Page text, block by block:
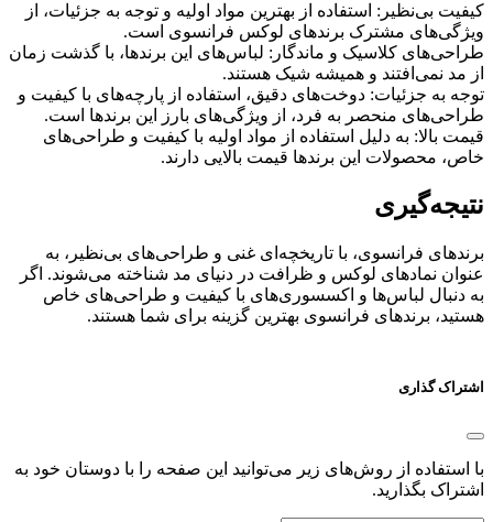
کیفیت بی‌نظیر: استفاده از بهترین مواد اولیه و توجه به جزئیات، از
ویژگی‌های مشترک برندهای لوکس فرانسوی است.
طراحی‌های کلاسیک و ماندگار: لباس‌های این برندها، با گذشت زمان
از مد نمی‌افتند و همیشه شیک هستند.
توجه به جزئیات: دوخت‌های دقیق، استفاده از پارچه‌های با کیفیت و
طراحی‌های منحصر به فرد، از ویژگی‌های بارز این برندها است.
قیمت بالا: به دلیل استفاده از مواد اولیه با کیفیت و طراحی‌های
خاص، محصولات این برندها قیمت بالایی دارند.
نتیجه‌گیری
برندهای فرانسوی، با تاریخچه‌ای غنی و طراحی‌های بی‌نظیر، به
عنوان نمادهای لوکس و ظرافت در دنیای مد شناخته می‌شوند. اگر
به دنبال لباس‌ها و اکسسوری‌های با کیفیت و طراحی‌های خاص
هستید، برندهای فرانسوی بهترین گزینه برای شما هستند.
اشتراک گذاری
با استفاده از روش‌های زیر می‌توانید این صفحه را با دوستان خود به
اشتراک بگذارید.